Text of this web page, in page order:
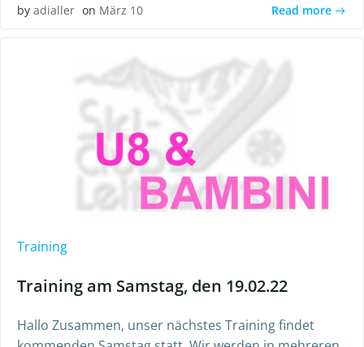
by adialler on März 10 Read more
Training
Training am Samstag, den 19.02.22
Hallo Zusammen, unser nächstes Training findet